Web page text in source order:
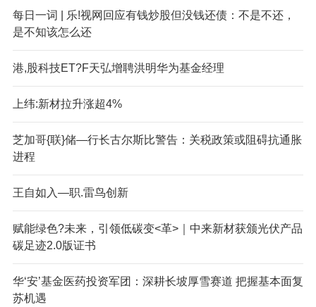
每日一词 | 乐!视网回应有钱炒股但没钱还债：不是不还，
是不知该怎么还
港,股科技ET?F天弘增聘洪明华为基金经理
上纬:新材拉升涨超4%
芝加哥{联}储—行长古尔斯比警告：关税政策或阻碍抗通胀
进程
王自如入—职.雷鸟创新
赋能绿色?未来，引领低碳变<革>｜中来新材获颁光伏产品
碳足迹2.0版证书
华‘安’基金医药投资军团：深耕长坡厚雪赛道 把握基本面复
苏机遇